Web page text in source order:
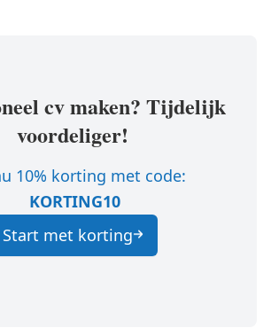
cv maken? Tijdelijk
voordeliger!
10% korting met code:
KORTING10
Start met korting